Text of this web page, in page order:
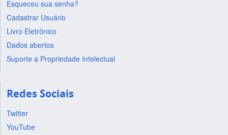
Esqueceu sua senha?
Cadastrar Usuário
Livro Eletrônico
Dados abertos
Suporte a Propriedade Intelectual
Redes Sociais
Twitter
YouTube